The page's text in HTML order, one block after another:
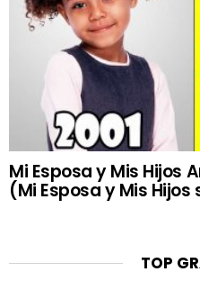
Mi Esposa y Mis Hijos
(Mi Esposa y Mis
TOP